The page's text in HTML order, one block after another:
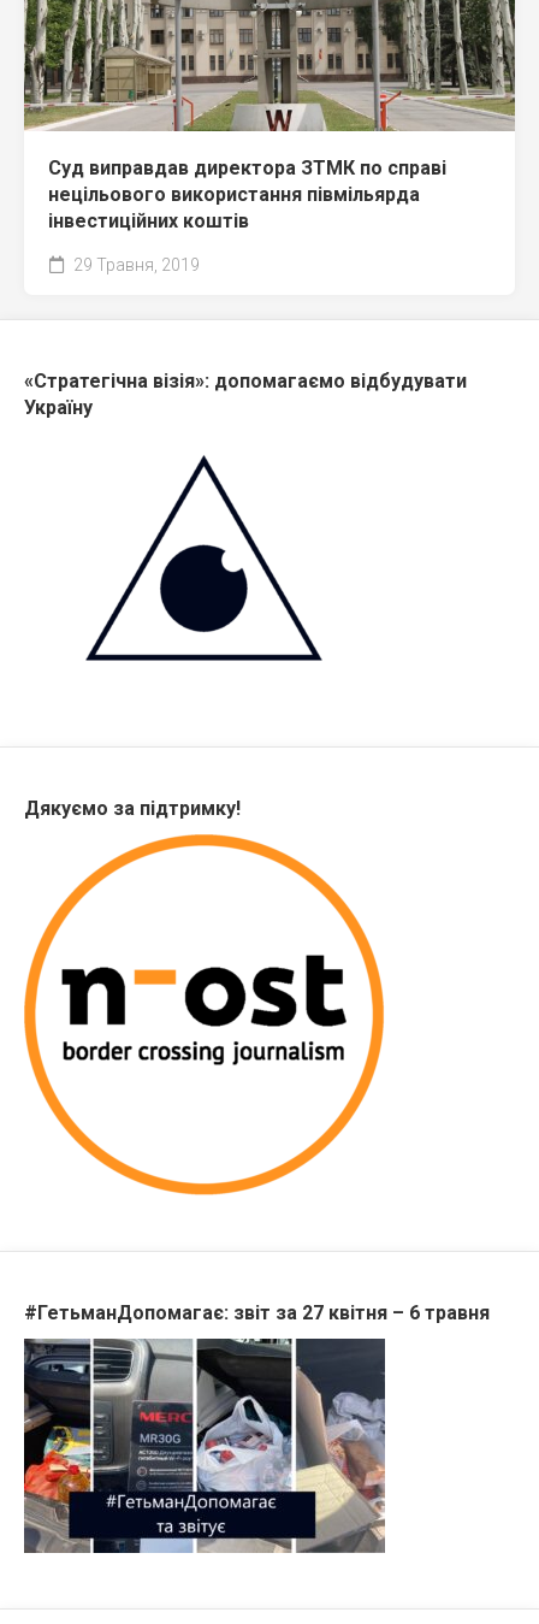
Суд виправдав директора ЗТМК по справі
нецільового використання півмільярда
інвестиційних коштів
29 Травня, 2019
«Стратегічна візія»: допомагаємо відбудувати
Україну
Дякуємо за підтримку!
#ГетьманДопомагає: звіт за 27 квітня – 6 травня